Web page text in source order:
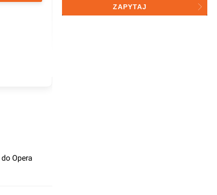
Opera
sp. z o.o. do celów statystycznych
ZAPYTAJ